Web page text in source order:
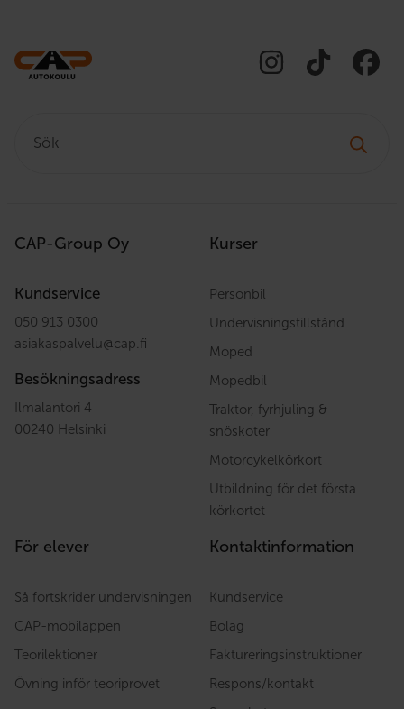
CAP-Group Oy
Kundservice
050 913 0300
asiakaspalvelu@cap.fi
Besökningsadress
Ilmalantori 4
00240 Helsinki
Kurser
Personbil
Undervisningstillstånd
Moped
Mopedbil
Traktor, fyrhjuling &
snöskoter
Motorcykelkörkort
Utbildning för det första
körkortet
För elever
Så fortskrider undervisningen
CAP-mobilappen
Teorilektioner
Övning inför teoriprovet
Kontaktinformation
Kundservice
Bolag
Faktureringsinstruktioner
Respons/kontakt